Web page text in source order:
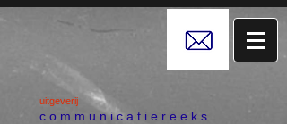
uitgeverij
c o m m u n i c a t i e r e e k s